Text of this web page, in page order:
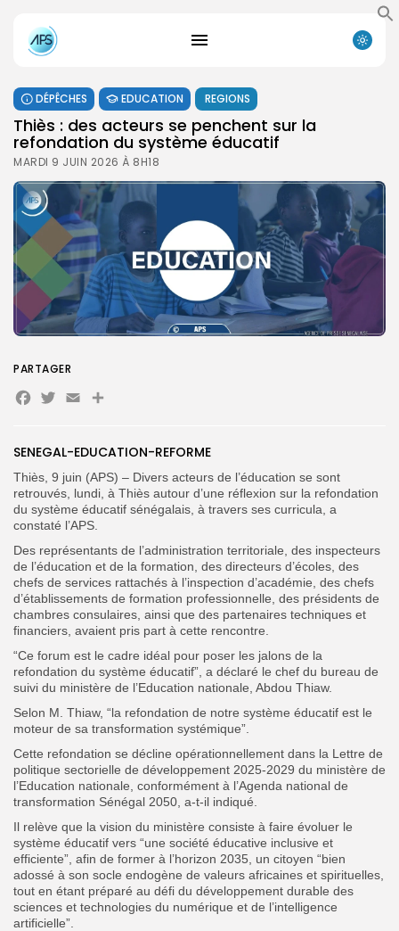
Search
for:
Search
Button
FR
DÉPÊCHES EDUCATION REGIONS
Thiès : des acteurs se penchent sur la
refondation du système éducatif
MARDI 9 JUIN 2026 À 8H18
SENEGAL-EDUCATION-REFORME
Thiès, 9 juin (APS) – Divers acteurs de l’éducation se sont
retrouvés, lundi, à Thiès autour d’une réflexion sur la refondation
du système éducatif sénégalais, à travers ses curricula, a
constaté l’APS.
Des représentants de l’administration territoriale, des inspecteurs
de l’éducation et de la formation, des directeurs d’écoles, des
chefs de services rattachés à l’inspection d’académie, des chefs
d’établissements de formation professionnelle, des présidents de
chambres consulaires, ainsi que des partenaires techniques et
financiers, avaient pris part à cette rencontre.
“Ce forum est le cadre idéal pour poser les jalons de la
refondation du système éducatif”, a déclaré le chef du bureau de
suivi du ministère de l’Education nationale, Abdou Thiaw.
Selon M. Thiaw, “la refondation de notre système éducatif est le
moteur de sa transformation systémique”.
Cette refondation se décline opérationnellement dans la Lettre de
politique sectorielle de développement 2025-2029 du ministère de
l’Education nationale, conformément à l’Agenda national de
transformation Sénégal 2050, a-t-il indiqué.
Il relève que la vision du ministère consiste à faire évoluer le
système éducatif vers “une société éducative inclusive et
efficiente”, afin de former à l’horizon 2035, un citoyen “bien
adossé à son socle endogène de valeurs africaines et spirituelles,
tout en étant préparé au défi du développement durable des
sciences et technologies du numérique et de l’intelligence
artificielle”.
PARTAGER
Facebook
Twitter
Email